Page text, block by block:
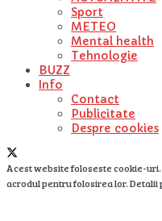
Sport
METEO
Mental health
Tehnologie
BUZZ
Info
Contact
Publicitate
Despre cookies
Acest website foloseste cookie-
acrodul pentru folosirea lor. Detalii